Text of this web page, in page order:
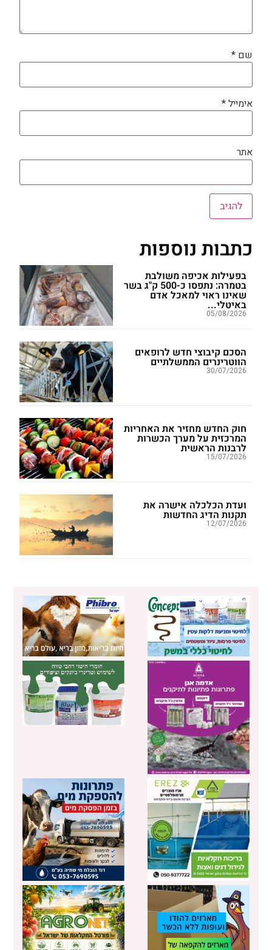
שם *
אימייל*
אתר
כתבות נוספות
בפעילות אכיפה משולבת
בטמרה: נתפסו כ-500 ק"ג בשר
שאינו ראוי למאכל אדם
באיטלי...
05/08/2026
הסכם קיבוצי חדש לרופאים
הווטרינרים הממשלתיים
30/07/2026
חוק החדש מחזיר את האחריות
המרכזית על מערך הכשרות
לרבנות הראשית
15/07/2026
ועדת הכלכלה אישרה את
תקנות הדיג החדשות
12/07/2026